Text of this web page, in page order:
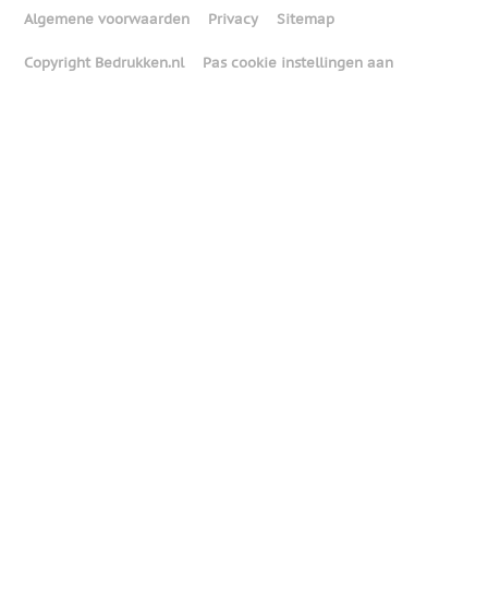
Algemene voorwaarden Privacy Sitemap
Copyright Bedrukken.nl Pas cookie instellingen aan